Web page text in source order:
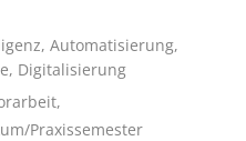
Automatisierung,
Digitalisierung
Praxissemester